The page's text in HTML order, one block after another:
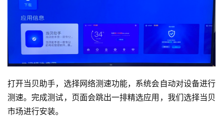
打开当贝助手，选择网络测速功能，系统会自动对设备进行
测速。完成测试，页面会跳出一排精选应用，我们选择当贝
市场进行安装。